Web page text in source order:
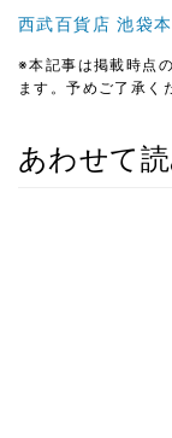
西武百貨店 池袋
※本記事は掲載時点
ます。予めご了承く
あわせて